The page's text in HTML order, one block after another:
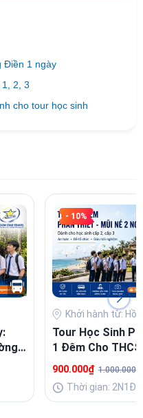
Điền 1 ngày
2, 3
cho tour học sinh
- 10%
Khởi hành từ: Hồ
Tour Học Sinh
1 Đêm Cho
Trải Nghiệm &
900.000₫ 1.000.000₫
Thời gian: 2N1Đ